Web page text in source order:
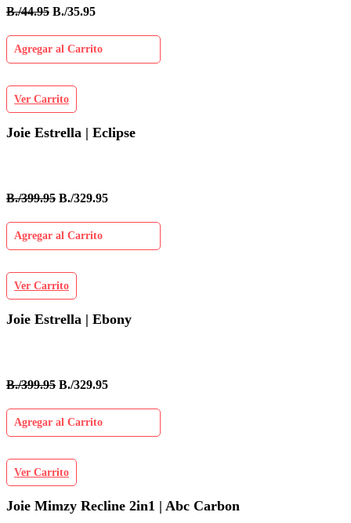
B./44.95 B./35.95
Agregar al Carrito
Ver Carrito
Joie Estrella | Eclipse
B./399.95 B./329.95
Agregar al Carrito
Ver Carrito
Joie Estrella | Ebony
B./399.95 B./329.95
Agregar al Carrito
Ver Carrito
Joie Mimzy Recline 2in1 | Abc Carbon